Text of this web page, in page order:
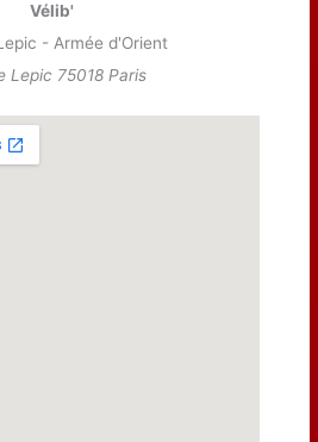
Vélib'
- Armée d'Orient
Lepic 75018 Paris